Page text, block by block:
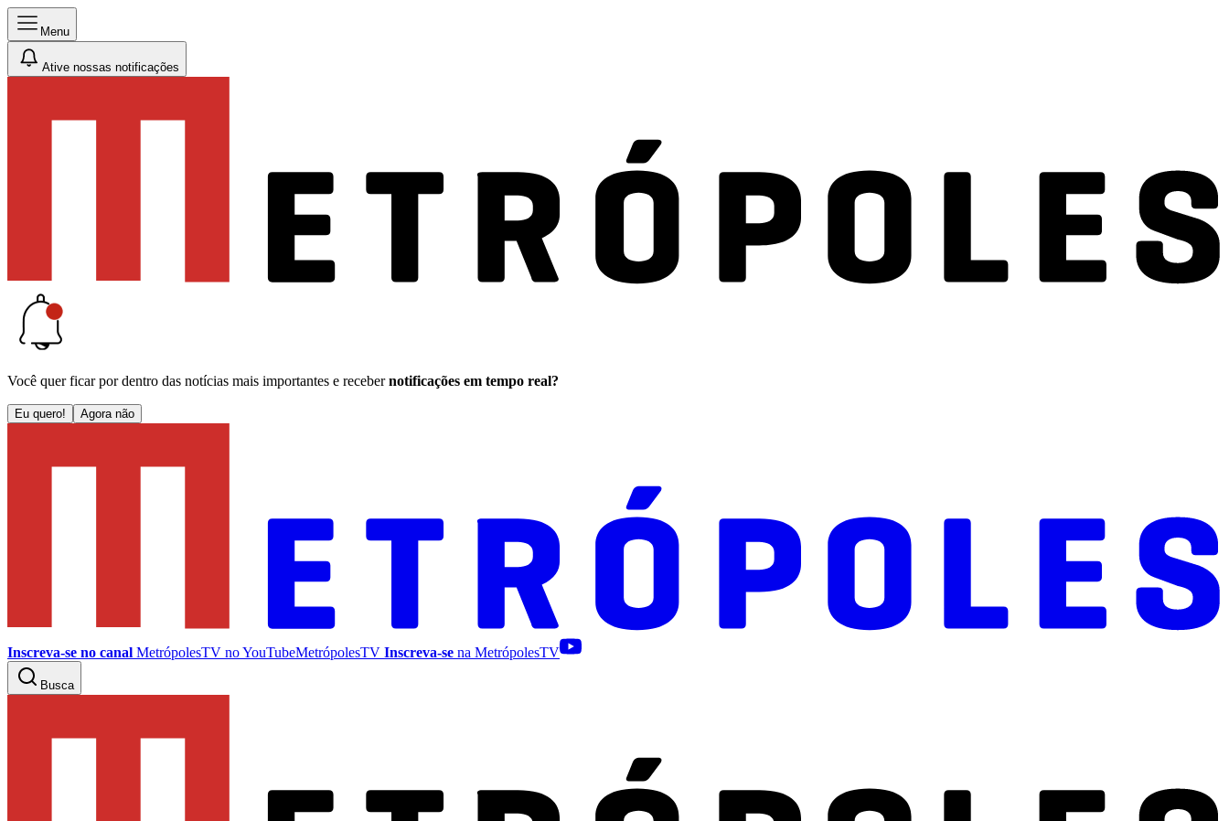
Menu
Ative nossas notificações
Você quer ficar por dentro das notícias mais importantes e receber notificações em tempo real?
Eu quero! Agora não
Inscreva-se no canal MetrópolesTV noYouTubeMetrópolesTV Inscreva-se na MetrópolesTV
Busca